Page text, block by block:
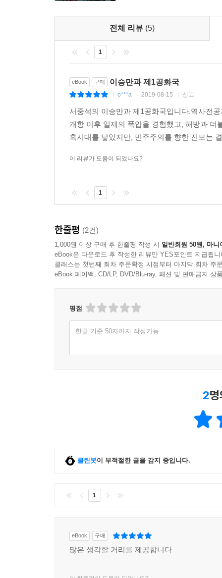
전체 리뷰 (5)
1
eBook 구매 이승만과 제1공화국
o***a 2019-08-15 신고
서중석의 이승만과 제1공화국입니다.역사전
개항 이후 일제의 폭압을 경험했고, 해방과
흑시대를 낳았지만, 민주주의를 향한 진보는
이 리뷰가 도움이 되었나요?
1
한줄평 (2건)
1,000원 이상 구매 후 한줄평 작성 시 일반회원 50원, 마니
eBook은 다운로드 후 작성한 리뷰만 YES포인트 지급됩니
클래스는 첫번째 회차 주문확정 시점부터 마지막 회차 주
eBook 페이백, CD/LP, DVD/Blu-ray, 패션 및 판매금지 상
평점
한글 기준 50자까지 작성가능
2
클린봇이 부적절한 글을 감지 중입니다.
1
eBook 구매
많은 생각할 거리를 제공합니다